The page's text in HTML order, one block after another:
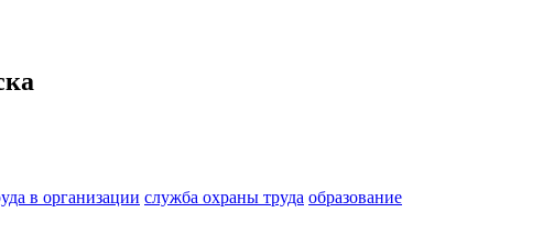
в организации служба охраны труда образование